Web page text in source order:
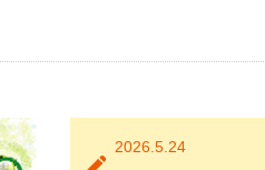
2026.5.24